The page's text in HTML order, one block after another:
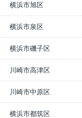
横浜市旭区
横浜市泉区
横浜市磯子区
川崎市高津区
川崎市中原区
横浜市都筑区